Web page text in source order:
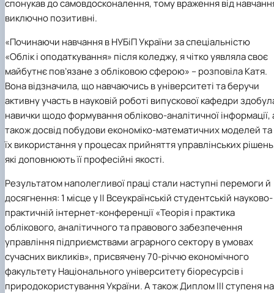
спонукав до самовдосконалення, тому враження від
виключно позитивні.
«Починаючи навчання в НУБіП України за спеціальністю
«Облік і оподаткування» після коледжу, я чітко уявляла своє
майбутнє пов’язане з обліковою сферою» – розповіла Катя.
Вона відзначила, що навчаючись в університеті та беручи
активну участь в науковій роботі випускової кафедри
навички щодо формування обліково-аналітичної інформації,
також досвід побудови економіко-математичних моделей та
їх використання у процесах прийняття управлінських
які доповнюють її професійні якості.
Результатом наполегливої праці стали наступні перемоги й
досягнення: 1 місце у ІІ Всеукраїнській студентській науково-
практичній інтернет-конференції «Теорія і практика
облікового, аналітичного та правового забезпечення
управління підприємствами аграрного сектору в умовах
сучасних викликів», присвячену 70-річчю економічного
факультету Національного університету біоресурсів і
природокористування України. А також Диплом ІІІ ступеня на